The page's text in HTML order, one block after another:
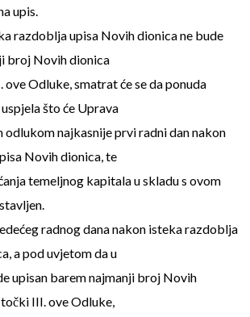
upis.
razdoblja upisa Novih dionica ne bude
broj Novih dionica
ove Odluke, smatrat će se da ponuda
što će Uprava
najkasnije prvi radni dan nakon
Novih dionica, te
temeljnog kapitala u skladu s ovom
radnog dana nakon isteka razdoblja
a pod uvjetom da u
upisan barem najmanji broj Novih
III. ove Odluke,